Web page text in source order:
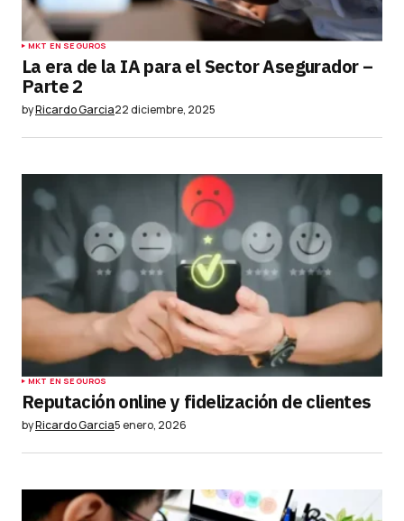
MKT EN SEGUROS
La era de la IA para el Sector Asegurador –
Parte 2
byRicardo Garcia22 diciembre, 2025
MKT EN SEGUROS
Reputación online y fidelización de clientes
byRicardo Garcia5 enero, 2026